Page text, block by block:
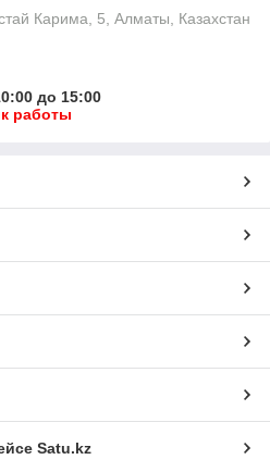
Карима, 5, Алматы, Казахстан
до 15:00
работы
Satu.kz